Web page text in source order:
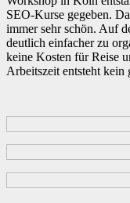
SEO-Kurse gegeben.
immer sehr schön. Auf
deutlich einfacher zu
keine Kosten für Reise
Arbeitszeit entsteht